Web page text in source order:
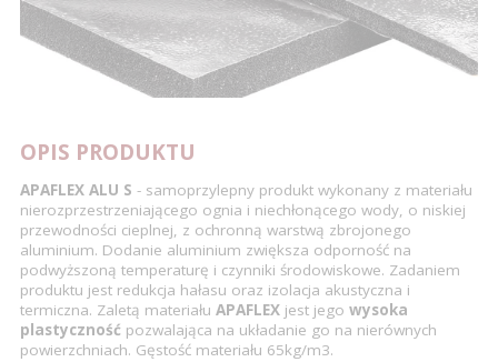
OPIS PRODUKTU
APAFLEX ALU S - samoprzylepny produkt wykonany z materiału
nierozprzestrzeniającego ognia i niechłonącego wody, o niskiej
przewodności cieplnej, z ochronną warstwą zbrojonego
aluminium. Dodanie aluminium zwiększa odporność na
podwyższoną temperaturę i czynniki środowiskowe. Zadaniem
produktu jest redukcja hałasu oraz izolacja akustyczna i
termiczna. Zaletą materiału APAFLEX jest jego wysoka
plastyczność pozwalająca na układanie go na nierównych
powierzchniach. Gęstość materiału 65kg/m3.